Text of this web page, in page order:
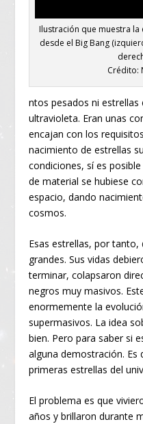
Ilustración que muestra
desde el Big Bang
Crédito:
ntos pesados ni
ultravioleta. Eran unas
encajan con los
nacimiento de estrellas
condiciones, sí es
de material se hubiese
espacio, dando
cosmos.
Esas estrellas, por
grandes. Sus vidas
terminar, colapsaron
negros muy masivos.
enormemente la
supermasivos. La idea
bien. Pero para saber si
alguna demostración. Es
primeras estrellas del
El problema es que
años y brillaron durante